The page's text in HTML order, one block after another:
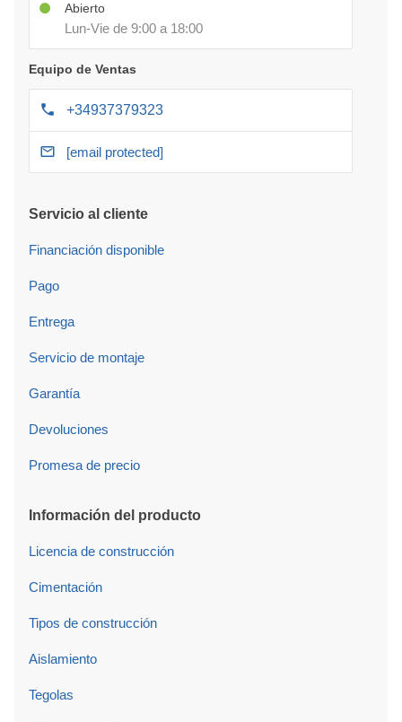
Abierto
Lun-Vie de 9:00 a 18:00
Equipo de Ventas
+34937379323
[email protected]
Servicio al cliente
Financiación disponible
Pago
Entrega
Servicio de montaje
Garantía
Devoluciones
Promesa de precio
Información del producto
Licencia de construcción
Cimentación
Tipos de construcción
Aislamiento
Tegolas